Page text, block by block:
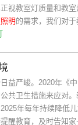
视教室灯质量和教
明 的需求，我们对
益严峻。2020年《
共卫生措施来应对
年每年持续降低
醒教育，及时告知